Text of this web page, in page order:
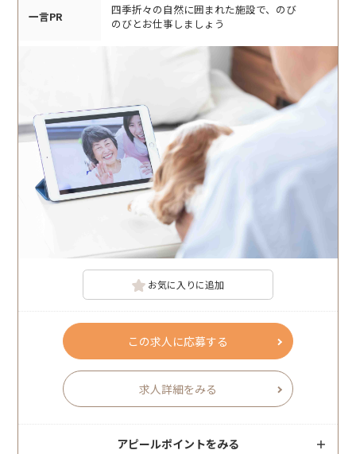
一言PR
四季折々の自然に囲まれた施設で、のび
のびとお仕事しましょう
お気に入りに追加
この求人に応募する
求人詳細をみる
アピールポイントをみる